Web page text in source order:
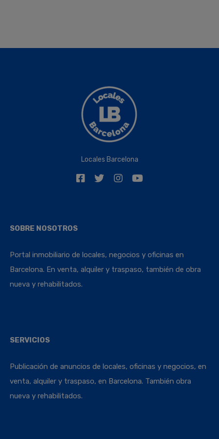
Locales Barcelona
SOBRE NOSOTROS
Portal inmobiliario de locales, negocios y oficinas en
Barcelona. En venta, alquiler y traspaso, también de obra
nueva y rehabilitados.
SERVICIOS
Publicación de anuncios de locales, oficinas y negocios, en
venta, alquiler y traspaso, en Barcelona. También obra
nueva y rehabilitados.